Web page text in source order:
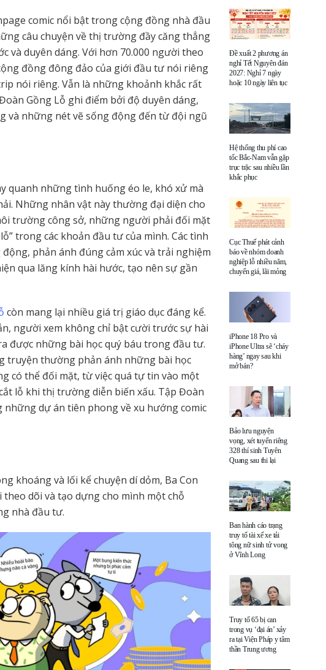
comic nổi bật trong cộng đồng nhà đầu
câu chuyện về thị trường đầy căng thẳng
và duyên dáng. Với hơn 70.000 người theo
đồng đông đảo của giới đầu tư nói riêng
nói riêng. Vẫn là những khoảnh khắc rất
Gồng Lỗ ghi điểm bởi độ duyên dáng,
và những nét vẽ sống động đến từ đội ngũ
quanh những tình huống éo le, khó xử mà
Những nhân vật này thường đại diện cho
trường công sở, những người phải đối mặt
trong các khoản đầu tư của mình. Các tình
phản ánh đúng cảm xúc và trải nghiệm
qua lăng kính hài hước, tạo nên sự gần
còn mang lại nhiều giá trị giáo dục đáng kể.
người xem không chỉ bật cười trước sự hài
được những bài học quý báu trong đầu tư.
truyện thường phản ánh những bài học
có thể đối mặt, từ việc quá tự tin vào một
lỗ khi thị trường diễn biến xấu. Tập Đoàn
dự án tiên phong về xu hướng comic
khoáng và lối kể chuyện dí dỏm, Ba Con
dõi và tạo dựng cho mình một chỗ
nhà đầu tư.
Đề xuất 2 phương án
nghỉ Tết Nguyên đán
2027: Nghỉ 7 ngày
hoặc 10 ngày liên tục
Hệ thống thu phí cao
tốc Bắc-Nam vẫn gặp
trục trặc sau nhiều lần
khắc phục
Cục Thuế phát cảnh
báo về nhóm doanh
nghiệp lỗ nhiều năm,
chuyển giá, lãi mỏng
iPhone 18 Pro và
iPhone Ultra sẽ ‘cháy
hàng’ ngay sau khi
mở bán?
Bảo lưu nguyện
vọng, xét tuyển riêng
328 thí sinh Tuyên
Quang sau thi lại
Ban hành cáo trạng
truy tố tài xế xe tải
tông nữ sinh tử vong
ở Vĩnh Long
Truy tố 65 bị can
trong vụ ‘đại án’ xảy
ra tại Viện Pháp y tâm
thần Trung ương